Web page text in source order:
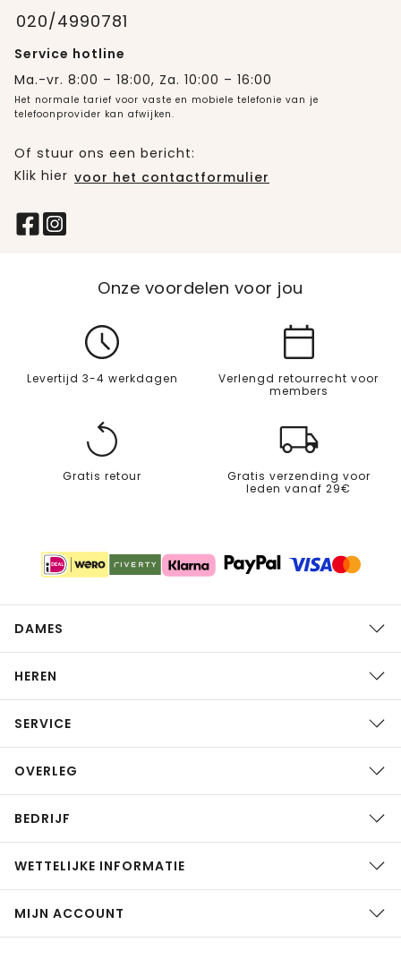
020/4990781
Service hotline
Ma.-vr. 8:00 – 18:00, Za. 10:00 – 16:00
Het normale tarief voor vaste en mobiele telefonie van je
telefoonprovider kan afwijken.
Of stuur ons een bericht:
Klik hier voor het contactformulier
Onze voordelen voor jou
Levertijd 3-4 werkdagen
Verlengd retourrecht voor
members
Gratis retour
Gratis verzending voor
leden vanaf 29€
DAMES
HEREN
SERVICE
OVERLEG
BEDRIJF
WETTELIJKE INFORMATIE
MIJN ACCOUNT